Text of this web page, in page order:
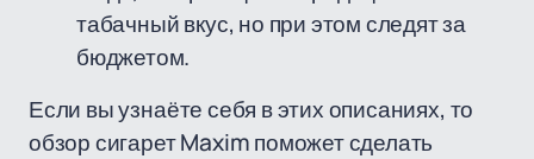
табачный вкус, но при этом следят за
бюджетом.
Если вы узнаёте себя в этих описаниях, то
обзор сигарет Maxim поможет сделать